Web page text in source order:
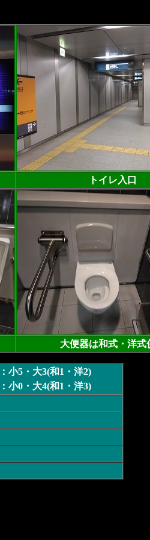
トイレ入口
大便器は和式・洋式
：小5・大3(和1・洋2)
小0・大4(和1・洋3)